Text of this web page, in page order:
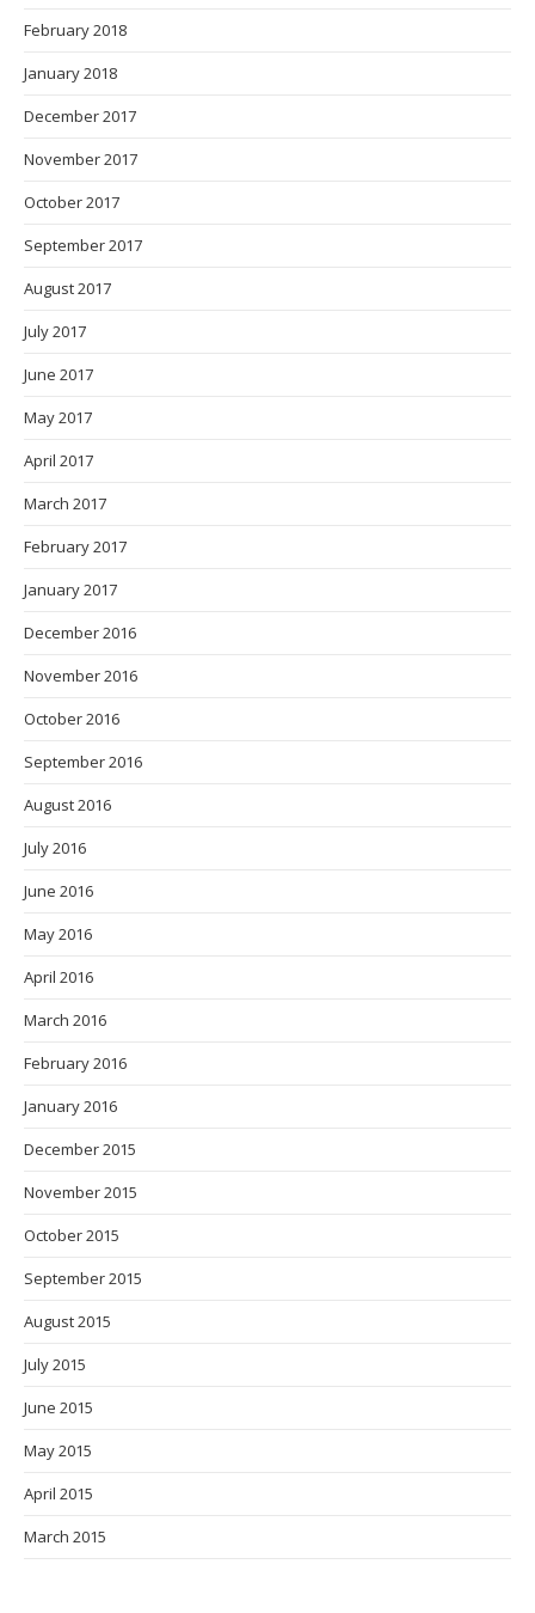
February 2018
January 2018
December 2017
November 2017
October 2017
September 2017
August 2017
July 2017
June 2017
May 2017
April 2017
March 2017
February 2017
January 2017
December 2016
November 2016
October 2016
September 2016
August 2016
July 2016
June 2016
May 2016
April 2016
March 2016
February 2016
January 2016
December 2015
November 2015
October 2015
September 2015
August 2015
July 2015
June 2015
May 2015
April 2015
March 2015